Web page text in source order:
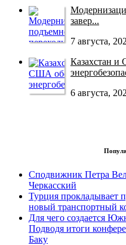
завер...
7 августа,
Казахстан
6 августа,
Сподвижник Петра
Черкасский
Турция прокладывает
новый транспортный
Для чего создается
Подводя итоги
Баку